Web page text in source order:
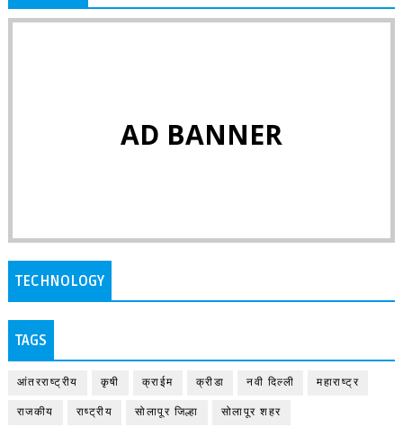
AD BANNER
TECHNOLOGY
TAGS
आंतरराष्ट्रीय कृषी क्राईम क्रीडा नवी दिल्ली महाराष्ट्र
राजकीय राष्ट्रीय सोलापूर जिल्हा सोलापूर शहर